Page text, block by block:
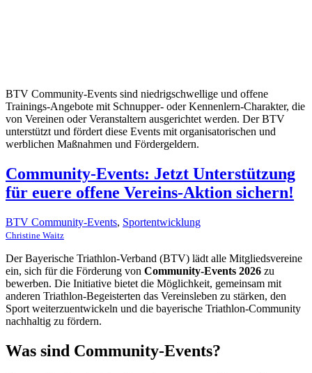
BTV Community-Events sind niedrigschwellige und offene
Trainings-Angebote mit Schnupper- oder Kennenlern-Charakter, die
von Vereinen oder Veranstaltern ausgerichtet werden. Der BTV
unterstützt und fördert diese Events mit organisatorischen und
werblichen Maßnahmen und Fördergeldern.
Community-Events: Jetzt Unterstützung
für euere offene Vereins-Aktion sichern!
BTV Community-Events, Sportentwicklung
Christine Waitz
Der Bayerische Triathlon-Verband (BTV) lädt alle Mitgliedsvereine
ein, sich für die Förderung von Community-Events 2026 zu
bewerben. Die Initiative bietet die Möglichkeit, gemeinsam mit
anderen Triathlon-Begeisterten das Vereinsleben zu stärken, den
Sport weiterzuentwickeln und die bayerische Triathlon-Community
nachhaltig zu fördern.
Was sind Community-Events?